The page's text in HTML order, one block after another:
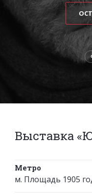
Выставка
Метро
м. Площадь 1905